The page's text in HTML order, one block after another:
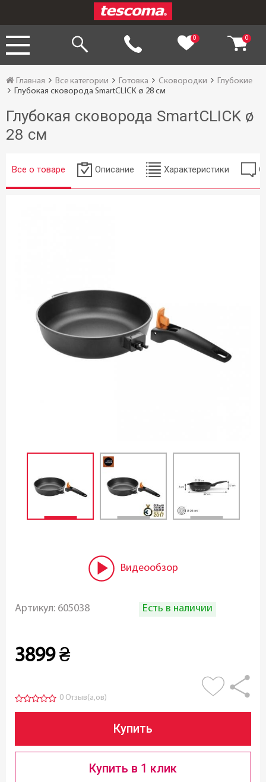
0 0
Главная Все категории Готовка Сковородки
Глубокие
Глубокая сковорода SmartCLICK ø 28 см
Глубокая сковорода SmartCLICK ø
28 см
Все о товаре Описание Характеристики
Видеообзор
Артикул: 605038 Есть в наличии
3899 ₴
0 Отзыв(а,ов)
Купить
Купить в 1 клик